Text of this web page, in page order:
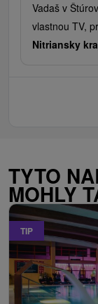
Vadaš v
vlastnou TV,
Nitriansky
TYTO
MOHLY
TIP